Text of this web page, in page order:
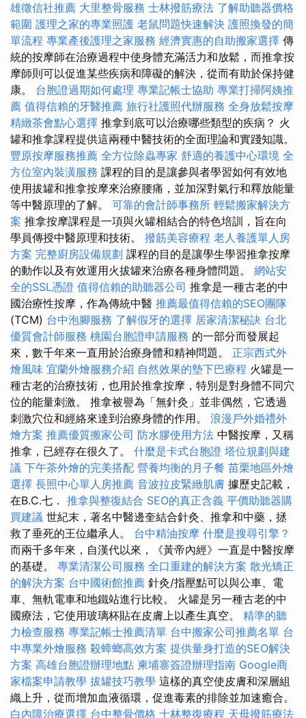
雄徵信社推薦 大里整骨服務 士林撥筋療法 了解助聽器價格
範圍 護理之家的專業照護 老鼠問題快速解決 護照換發的簡
單流程 專業產後護理之家服務 經濟實惠的自助搬家選擇 傳
統的按摩師在治療過程中使身體充滿活力和放鬆，而推拿按
摩師則可以促進某些疾病和障礙的解決，從而有助於保持健
康。 台胞證過期如何處理 專業記帳士協助 專業打掃阿姨推
薦 值得信賴的牙醫推薦 旅行社護照代辦服務 全身放鬆按摩
精緻茶會點心選擇 推拿到底可以治療哪些類型的疾病？ 火
罐和推拿課程提供這兩種中醫技術的全面理論和實踐知識。
豐原按摩服務推薦 全方位除蟲專家 舒適的養護中心環境 全
方位室內裝潢服務 課程的目的是讓參與者學習如何有效地
使用拔罐和推拿按摩來治療腰痛，並加深對氣行和釋放能量
等中醫原理的了解。 可靠的會計師事務所 輕鬆搬家解決方
案 推拿按摩課程是一項與火罐相結合的特色培訓，旨在向
學員傳授中醫原理和技術。 撥筋美容療程 老人養護單人房
方案 完整廚房設備規劃 課程的目的是讓學生學習推拿按摩
的動作以及有效運用火拔罐來治療各種身體問題。 網站安
全的SSL憑證 值得信賴的助聽器公司 推拿是一種古老的中
國治療性按摩，作為傳統中醫 推薦最值得信賴的SEO團隊
(TCM) 台中泡腳服務 了解假牙的選擇 居家清潔秘訣 台北
優質會計師服務 桃園台胞證申請服務 的一部分而發展起
來，數千年來一直用於治療身體和精神問題。 正宗西式外
燴風味 宜蘭外燴服務介紹 自然效果的墊下巴療程 火罐是一
種古老的治療技術，也用於推拿按摩，特別是對身體不同穴
位的能量刺激。 推拿被譽為「無針灸」並非偶然，它透過
刺激穴位和經絡來達到治療身體的作用。 浪漫戶外婚禮外
燴方案 推薦優質搬家公司 防水膠使用方法 中醫按摩，又稱
推拿，已經存在很久了。 什麼是卡式台胞證 塔位規劃與建
議 下午茶外燴的完美搭配 營養均衡的月子餐 苗栗地區外燴
選擇 長照中心單人房推薦 音波拉皮緊緻肌膚 據歷史記載，
在B.C.七． 推拿與整復結合 SEO的真正含義 平價助聽器購
買建議 世紀末，著名中醫邊奎結合針灸、推拿和中藥，拯
救了垂死的王位繼承人。 台中精油按摩 什麼是搜尋引擎？
而兩千多年來，自漢代以來，《黃帝內經》一直是中醫按摩
的基礎。 專業清潔公司服務 全口重建的解決方案 散光矯正
的解決方案 台中國術館推薦 針灸/指壓點可以與公車、電
車、無軌電車和地鐵站進行比較。 火罐是另一種古老的中
國療法，它使用玻璃杯貼在皮膚上以產生真空。 精準的聽
力檢查服務 專業記帳士推薦清單 台中搬家公司推薦名單 台
中專業外燴服務 殺蟑螂高效方案 提供量身打造的SEO解決
方案 高雄台胞證辦理地點 柬埔寨簽證辦理指南 Google商
家檔案申請教學 拔罐技巧教學 這樣的真空使皮膚和深層組
織上升，從而增加血液循環，促進毒素的排除並加速癒合。
白內障治療選擇 台中整骨價格 士林整復療程 天母撥筋療法